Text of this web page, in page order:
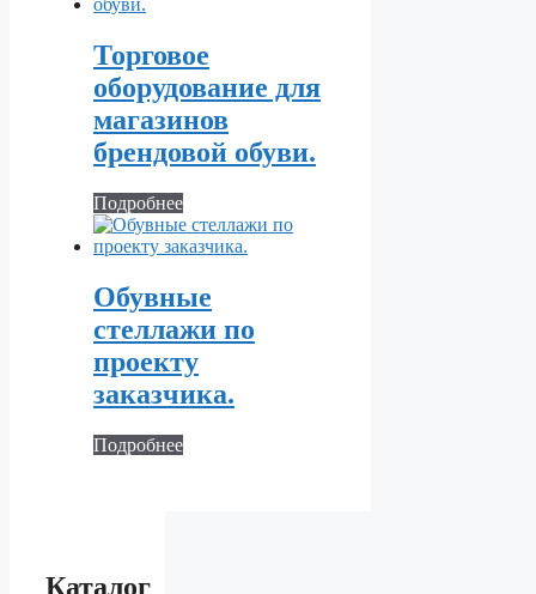
Торговое
оборудование для
магазинов
брендовой обуви.
Подробнее
Обувные
стеллажи по
проекту
заказчика.
Подробнее
Каталог